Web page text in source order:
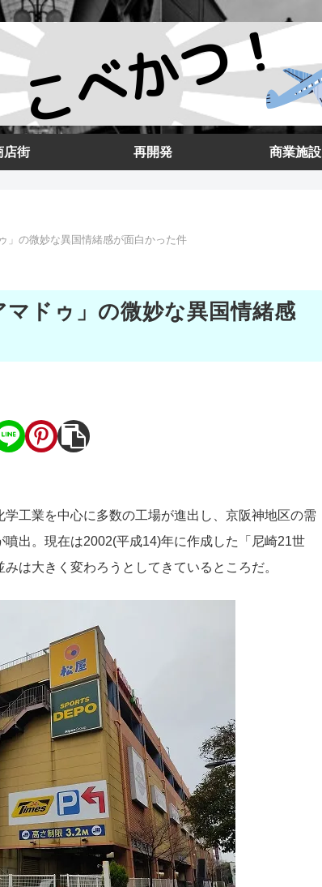
店街 再開発 商業施設
」の微妙な異国情緒感が面白かった件
ドゥ」の微妙な異国情緒感
工業を中心に多数の工場が進出し、京阪神地区の需
出。現在は2002(平成14)年に作成した「尼崎21世
は大きく変わろうとしてきているところだ。